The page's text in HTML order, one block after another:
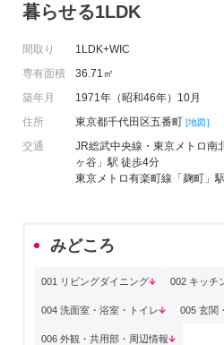
暮らせる1LDK
間取り
1LDK+WIC
専有面積
36.71㎡
築年月
1971年（昭和46年）10月
住所
東京都千代田区五番町 [地図]
交通
JR総武中央線・東京メトロ南
ヶ谷」駅 徒歩4分
東京メトロ有楽町線「麹町」
みどころ
001 リビングダイニング 002 キッチ
004 洗面室・浴室・トイレ 005 玄関
006 外観・共用部・周辺情報